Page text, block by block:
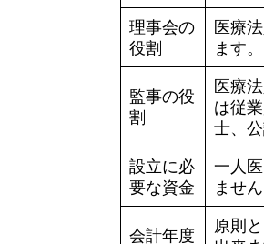
理事会の
役割
医療
ます。
監事の役
割
医療
は従
士、
設立に必
要な資金
一人
ません
会計年度
原則